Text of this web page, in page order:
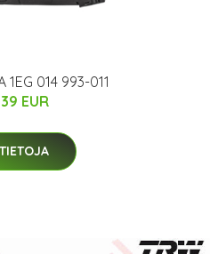
014 993-011
EUR